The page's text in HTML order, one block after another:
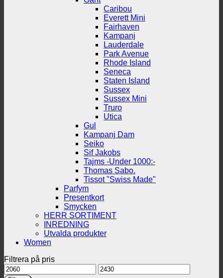
Caribou
Everett Mini
Fairhaven
Kampanj
Lauderdale
Park Avenue
Rhode Island
Seneca
Staten Island
Sussex
Sussex Mini
Truro
Utica
Gul
Kampanj Dam
Seiko
Sif Jakobs
Tajms -Under 1000:-
Thomas Sabo.
Tissot "Swiss Made"
Parfym
Presentkort
Smycken
HERR SORTIMENT
INREDNING
Utvalda produkter
Women
Filtrera på pris
Min
Max